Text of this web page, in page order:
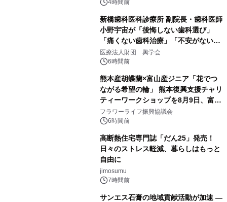
4時間前
新橋歯科医科診療所 副院長・歯科医師
小野宇宙が「後悔しない歯科選び」
「痛くない歯科治療」「不安がない治
療計画」をテーマに専門監修
医療法人財団 興学会
6時間前
熊本産胡蝶蘭×富山産ジニア「花でつ
ながる希望の輪」 熊本復興支援チャリ
ティーワークショップを8月9日、富
山・射水で開催
フラワーライフ振興協議会
6時間前
高断熱住宅専門誌「だん25」発売！
日々のストレス軽減、暮らしはもっと
自由に
jimosumu
7時間前
サンエス石膏の地域貢献活動が加速 ―